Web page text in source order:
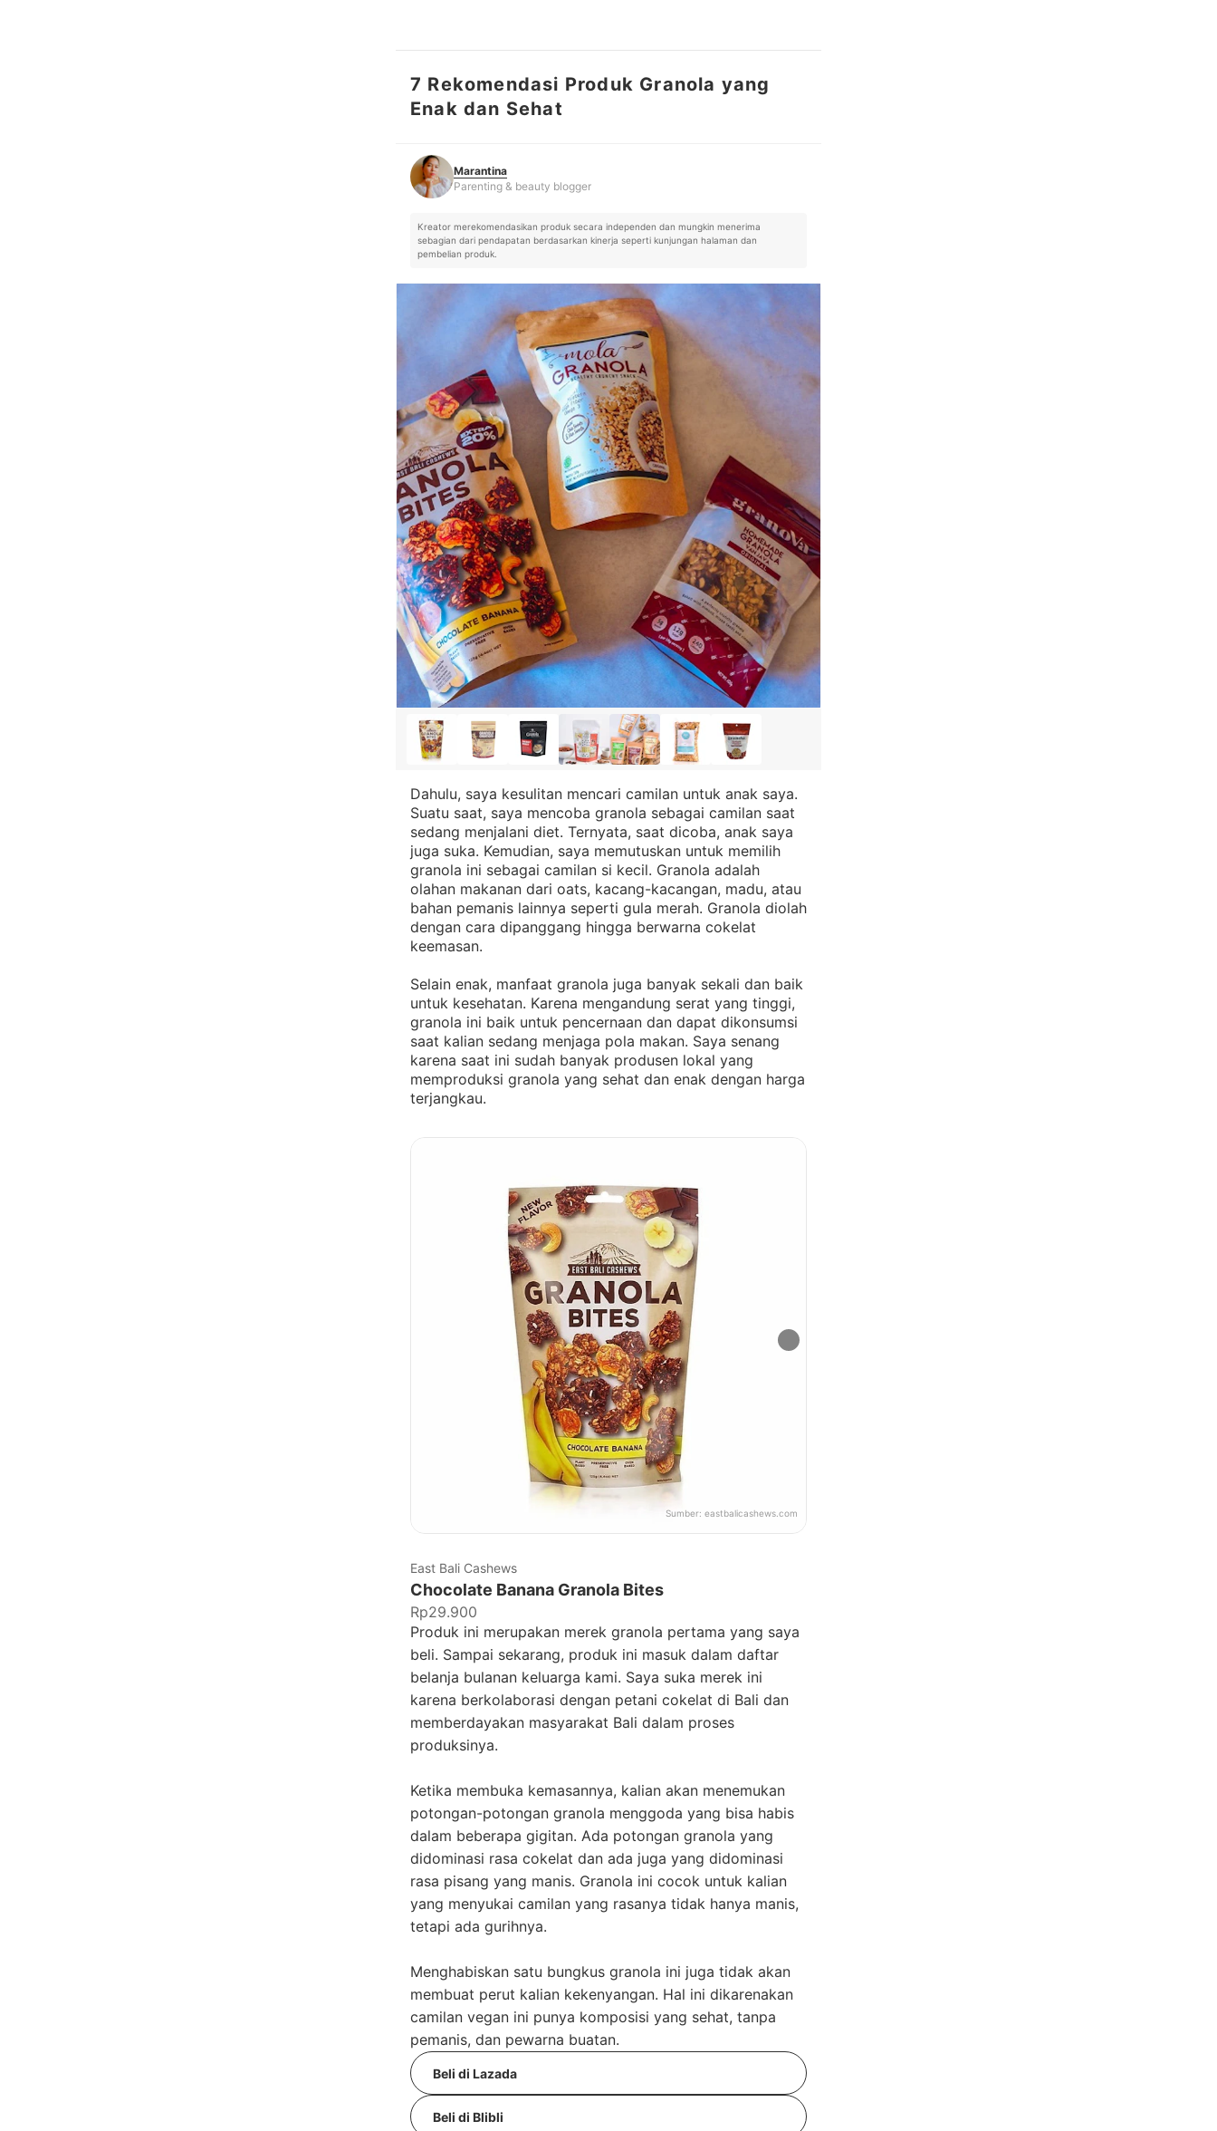
Marantina
7 Rekomendasi Produk Granola yang
Enak dan Sehat
Marantina
Parenting & beauty blogger
Kreator merekomendasikan produk secara independen dan mungkin menerima
sebagian dari pendapatan berdasarkan kinerja seperti kunjungan halaman dan
pembelian produk.
Dahulu, saya kesulitan mencari camilan untuk anak saya.
Suatu saat, saya mencoba granola sebagai camilan saat
sedang menjalani diet. Ternyata, saat dicoba, anak saya
juga suka. Kemudian, saya memutuskan untuk memilih
granola ini sebagai camilan si kecil. Granola adalah
olahan makanan dari oats, kacang-kacangan, madu, atau
bahan pemanis lainnya seperti gula merah. Granola diolah
dengan cara dipanggang hingga berwarna cokelat
keemasan.
Selain enak, manfaat granola juga banyak sekali dan baik
untuk kesehatan. Karena mengandung serat yang tinggi,
granola ini baik untuk pencernaan dan dapat dikonsumsi
saat kalian sedang menjaga pola makan. Saya senang
karena saat ini sudah banyak produsen lokal yang
memproduksi granola yang sehat dan enak dengan harga
terjangkau.
Sumber: eastbalicashews.com
East Bali Cashews
Chocolate Banana Granola Bites
Rp29.900
Produk ini merupakan merek granola pertama yang saya
beli. Sampai sekarang, produk ini masuk dalam daftar
belanja bulanan keluarga kami. Saya suka merek ini
karena berkolaborasi dengan petani cokelat di Bali dan
memberdayakan masyarakat Bali dalam proses
produksinya.
Ketika membuka kemasannya, kalian akan menemukan
potongan-potongan granola menggoda yang bisa habis
dalam beberapa gigitan. Ada potongan granola yang
didominasi rasa cokelat dan ada juga yang didominasi
rasa pisang yang manis. Granola ini cocok untuk kalian
yang menyukai camilan yang rasanya tidak hanya manis,
tetapi ada gurihnya.
Menghabiskan satu bungkus granola ini juga tidak akan
membuat perut kalian kekenyangan. Hal ini dikarenakan
camilan vegan ini punya komposisi yang sehat, tanpa
pemanis, dan pewarna buatan.
Beli di Lazada
Beli di Blibli